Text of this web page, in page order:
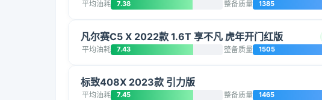
平均油耗 7.38 整备质量 1385
凡尔赛C5 X 2022款 1.6T 享不凡 虎年开门红版
平均油耗 7.43 整备质量 1505
标致408X 2023款 引力版
平均油耗 7.45 整备质量 1465